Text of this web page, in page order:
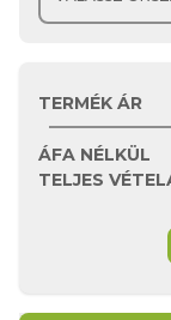
TERMÉK ÁR
ÁFA NÉLKÜL
TELJES